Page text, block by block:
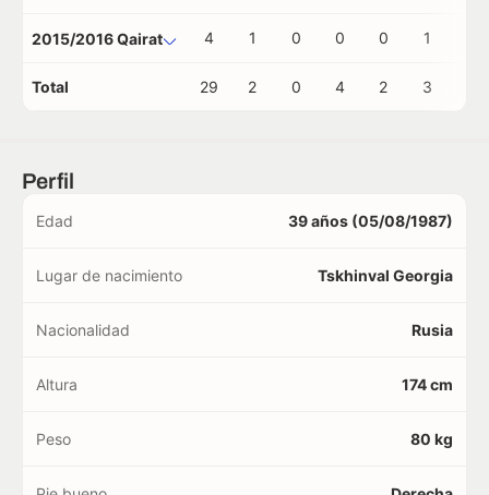
2015/2016 Qairat 4 1 0 0 0 1
Total 29 2 0 4 2 3
Perfil
Edad 39 años (05/08/1987)
Lugar de nacimiento Tskhinval Georgia
Nacionalidad Rusia
Altura 174 cm
Peso 80 kg